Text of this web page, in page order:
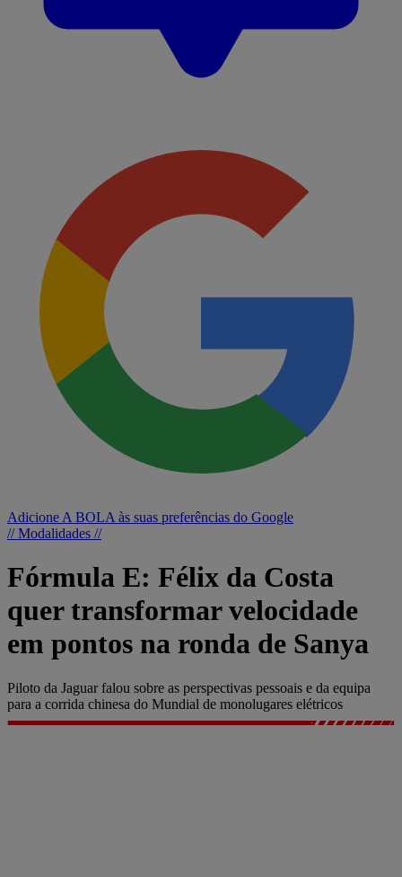
Adicione A BOLA às suas preferências do Google
// Modalidades //
Fórmula E: Félix da Costa
quer transformar velocidade
em pontos na ronda de Sanya
Piloto da Jaguar falou sobre as perspectivas pessoais e da equipa
para a corrida chinesa do Mundial de monolugares elétricos